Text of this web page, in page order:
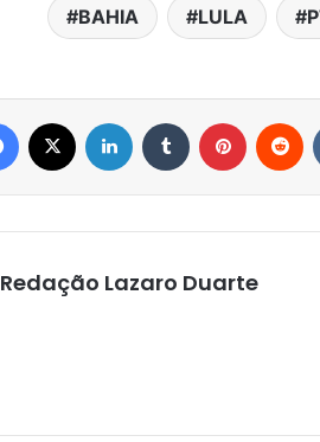
BAHIA LULA
Facebook Linkedin Tumblr Pinterest
Redação Lazaro Duarte